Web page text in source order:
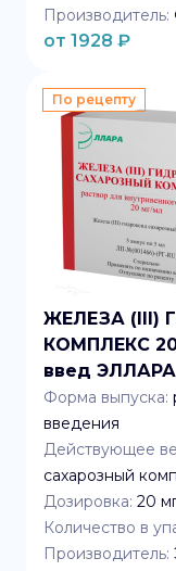
Производитель:
от 1928 ₽
По рецепту
ЖЕЛЕЗА (III)
КОМПЛЕКС
введ ЭЛЛАРА
Форма выпуска:
введения
Действующее
сахарозный
Дозировка: 20
Количество в
Производитель: